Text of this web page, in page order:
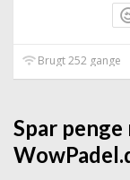
Brugt 252 gange
Spar